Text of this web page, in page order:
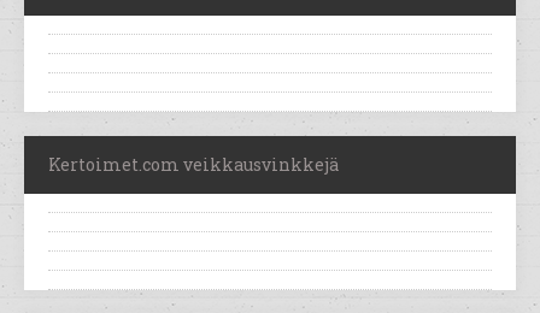
Kertoimet.com veikkausvinkkejä